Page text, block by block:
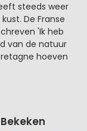
steeds weer
De Franse
'Ik heb
van de natuur
hoeven